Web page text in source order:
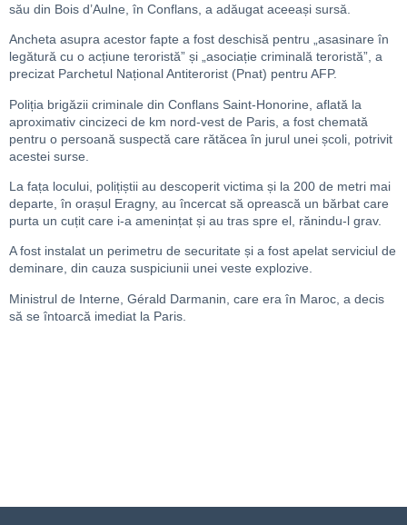
său din Bois d’Aulne, în Conflans, a adăugat aceeași sursă.
Ancheta asupra acestor fapte a fost deschisă pentru „asasinare în
legătură cu o acțiune teroristă” și „asociație criminală teroristă”, a
precizat Parchetul Național Antiterorist (Pnat) pentru AFP.
Poliția brigăzii criminale din Conflans Saint-Honorine, aflată la
aproximativ cincizeci de km nord-vest de Paris, a fost chemată
pentru o persoană suspectă care rătăcea în jurul unei școli, potrivit
acestei surse.
La fața locului, polițiștii au descoperit victima și la 200 de metri mai
departe, în orașul Eragny, au încercat să oprească un bărbat care
purta un cuțit care i-a amenințat și au tras spre el, rănindu-l grav.
A fost instalat un perimetru de securitate și a fost apelat serviciul de
deminare, din cauza suspiciunii unei veste explozive.
Ministrul de Interne, Gérald Darmanin, care era în Maroc, a decis
să se întoarcă imediat la Paris.